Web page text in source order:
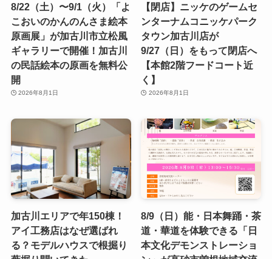
8/22（土）〜9/1（火）「よ
こおいのかんのんさま絵本
原画展」が加古川市立松風
ギャラリーで開催！加古川
の民話絵本の原画を無料公
開
2026年8月1日
【閉店】ニッケのゲームセ
ンターナムコニッケパーク
タウン加古川店が
9/27（日）をもって閉店へ
【本館2階フードコート近
く】
2026年8月1日
加古川エリアで年150棟！
アイ工務店はなぜ選ばれ
る？モデルハウスで根掘り
8/9（日）能・日本舞踊・茶
道・華道を体験できる「日
本文化デモンストレーショ